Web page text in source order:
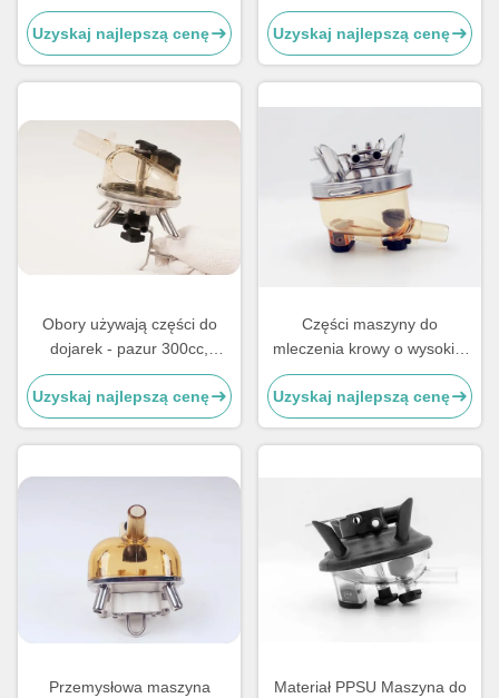
304, pazur do dojenia kóz
Uzyskaj najlepszą cenę
zamiennych 1 kg 350cc
Materiał Ppsu
Uzyskaj najlepszą cenę
Obory używają części do
dojarek - pazur 300cc,
materiał PPSU, bez zaworu
Uzyskaj najlepszą cenę
Części maszyny do
mleczenia krowy o wysokiej
wytrzymałości
Uzyskaj najlepszą cenę
Przemysłowa maszyna
Materiał PPSU Maszyna do